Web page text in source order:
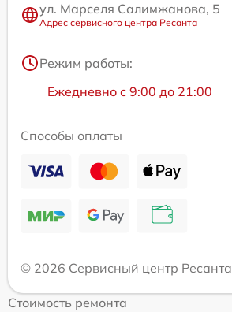
ул. Марселя Салимжанова, 5
Адрес сервисного центра Ресанта
Режим работы:
Ежедневно с 9:00 до 21:00
Способы оплаты
© 2026 Сервисный центр Ресанта
Стоимость ремонта